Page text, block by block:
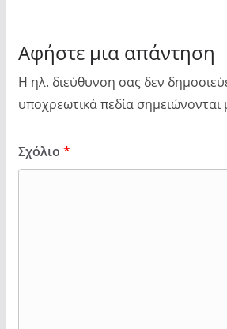
Αφήστε μια απάντηση
Η ηλ. διεύθυνση σας δεν
υποχρεωτικά πεδία σημειώνονται
Σχόλιο *